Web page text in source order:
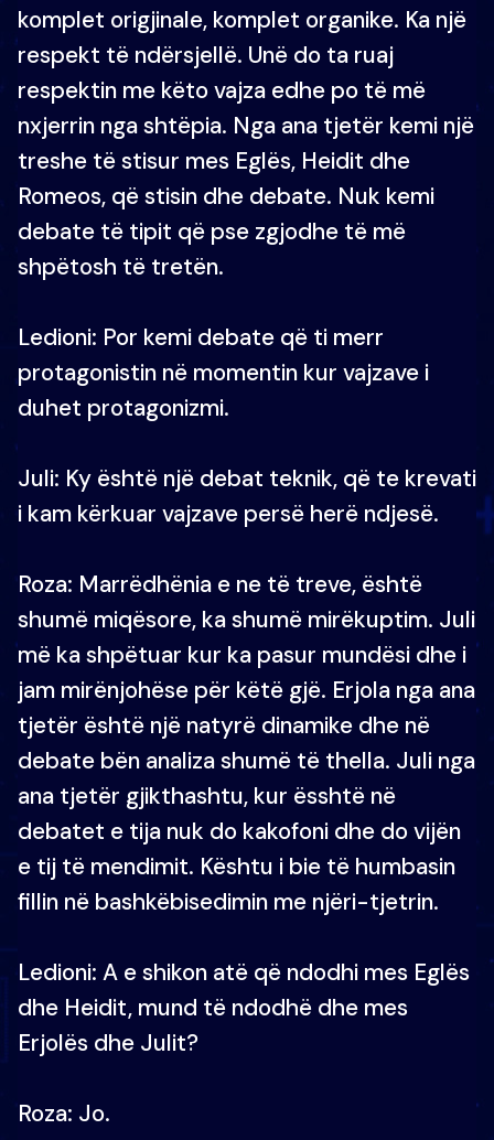
komplet origjinale, komplet organike. Ka një
respekt të ndërsjellë. Unë do ta ruaj
respektin me këto vajza edhe po të më
nxjerrin nga shtëpia. Nga ana tjetër kemi një
treshe të stisur mes Eglës, Heidit dhe
Romeos, që stisin dhe debate. Nuk kemi
debate të tipit që pse zgjodhe të më
shpëtosh të tretën.
Ledioni: Por kemi debate që ti merr
protagonistin në momentin kur vajzave i
duhet protagonizmi.
Juli: Ky është një debat teknik, që te krevati
i kam kërkuar vajzave persë herë ndjesë.
Roza: Marrëdhënia e ne të treve, është
shumë miqësore, ka shumë mirëkuptim. Juli
më ka shpëtuar kur ka pasur mundësi dhe i
jam mirënjohëse për këtë gjë. Erjola nga ana
tjetër është një natyrë dinamike dhe në
debate bën analiza shumë të thella. Juli nga
ana tjetër gjikthashtu, kur ësshtë në
debatet e tija nuk do kakofoni dhe do vijën
e tij të mendimit. Kështu i bie të humbasin
fillin në bashkëbisedimin me njëri-tjetrin.
Ledioni: A e shikon atë që ndodhi mes Eglës
dhe Heidit, mund të ndodhë dhe mes
Erjolës dhe Julit?
Roza: Jo.